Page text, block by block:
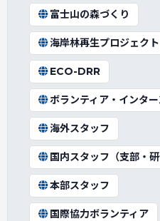
富士山の森づくり
海岸林再生プロジェクト
ECO-DRR
ボランティア・インター
海外スタッフ
国内スタッフ（支部・研
本部スタッフ
国際協力ボランティア